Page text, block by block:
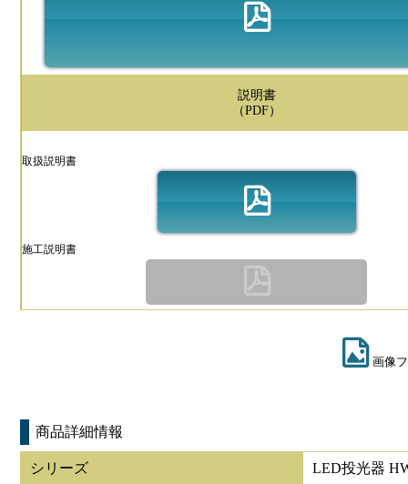
説明書
（PDF）
取扱説明書
施工説明書
画像
商品詳細情報
シリーズ LED投光器